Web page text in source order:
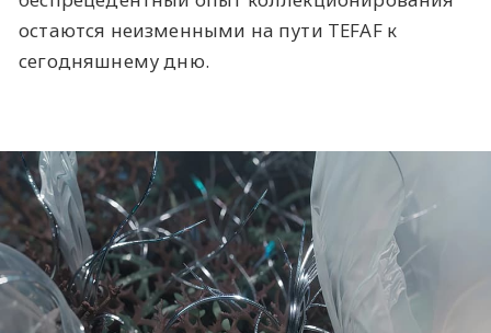
остаются неизменными на пути TEFAF к
сегодняшнему дню.